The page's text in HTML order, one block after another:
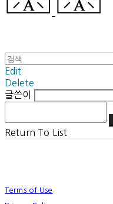
Edit
Delete
글쓴이
Return To List
Terms of Use